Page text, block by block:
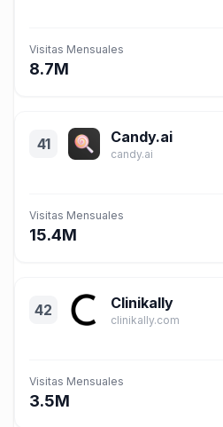
Visitas Mensuales
8.7M
41 Candy.ai
candy.ai
Visitas Mensuales
15.4M
42 Clinikally
clinikally.com
Visitas Mensuales
3.5M